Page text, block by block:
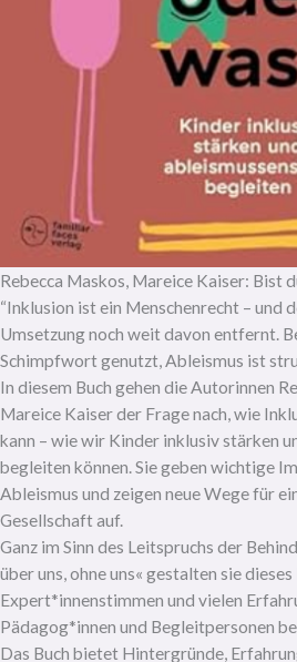
Rebecca Maskos, Mareice Kaiser: Bist
“Inklusion ist ein Menschenrecht – und
Umsetzung noch weit davon entfernt.
Schimpfwort genutzt, Ableismus ist
In diesem Buch gehen die Autorinnen
Mareice Kaiser der Frage nach, wie
kann – wie wir Kinder inklusiv stärken
begleiten können. Sie geben wichtige
Ableismus und zeigen neue Wege für
Gesellschaft auf.
Ganz im Sinn des Leitspruchs der
über uns, ohne uns« gestalten sie
Expert*innenstimmen und vielen
Pädagog*innen und Begleitpersonen
Das Buch bietet Hintergründe,